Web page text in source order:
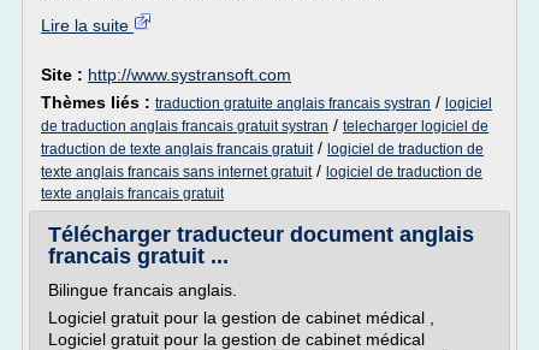
Lire la suite
Site : http://www.systransoft.com
Thèmes liés : traduction gratuite anglais francais systran / logiciel
de traduction anglais francais gratuit systran / telecharger logiciel de
traduction de texte anglais francais gratuit/ logiciel de traduction de
texte anglais francais sans internet gratuit/ logiciel de traduction de
texte anglais francais gratuit
Télécharger traducteur document anglais
francais gratuit ...
Bilingue francais anglais.
Logiciel gratuit pour la gestion de cabinet médical ,
Logiciel gratuit pour la gestion de cabinet médical